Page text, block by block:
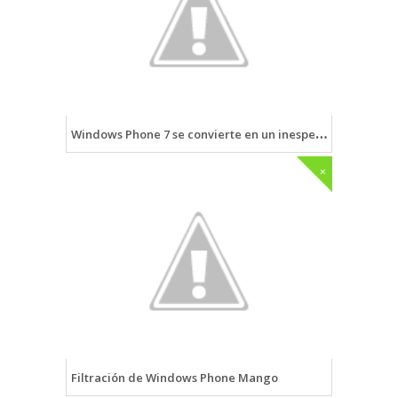
Windows Phone 7 se convierte en un inesperado ratón 3D para Windows 7
+
Filtración de Windows Phone Mango